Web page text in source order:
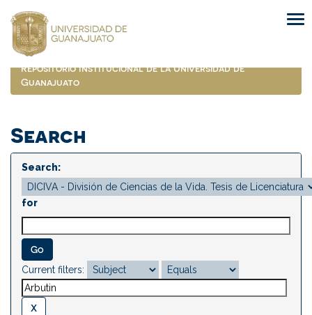
navigation
Repositorio Institucional de la Universidad de
Guanajuato
Search
Search:
for
Current filters: